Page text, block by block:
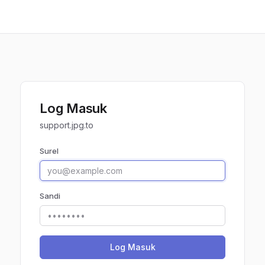
Log Masuk
support.jpg.to
Surel
Sandi
Log Masuk